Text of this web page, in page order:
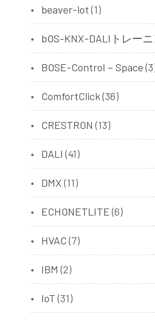
beaver-iot(1)
bOS-KNX-DALIトレー
BOSE-Control－Space
ComfortClick(36)
CRESTRON (13)
DALI (41)
DMX(11)
ECHONETLITE(6)
HVAC(7)
IBM (2)
IoT(31)